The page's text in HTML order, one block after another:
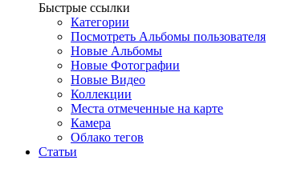
Быстрые ссылки
Категории
Посмотреть Альбомы пользователя
Новые Альбомы
Новые Фотографии
Новые Видео
Коллекции
Места отмеченные на карте
Камера
Облако тегов
Статьи